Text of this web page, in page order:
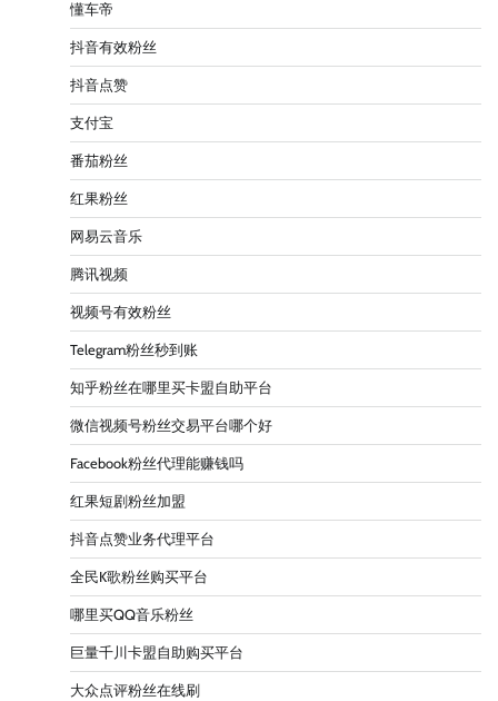
懂车帝
抖音有效粉丝
抖音点赞
支付宝
番茄粉丝
红果粉丝
网易云音乐
腾讯视频
视频号有效粉丝
Telegram粉丝秒到账
知乎粉丝在哪里买卡盟自助平台
微信视频号粉丝交易平台哪个好
Facebook粉丝代理能赚钱吗
红果短剧粉丝加盟
抖音点赞业务代理平台
全民K歌粉丝购买平台
哪里买QQ音乐粉丝
巨量千川卡盟自助购买平台
大众点评粉丝在线刷